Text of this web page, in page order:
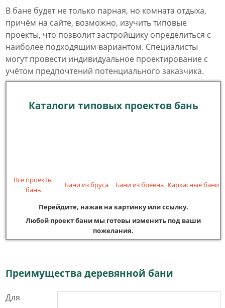
В бане будет не только парная, но комната отдыха,
причём на сайте, возможно, изучить типовые
проекты, что позволит застройщику определиться с
наиболее подходящим вариантом. Специалисты
могут провести индивидуальное проектирование с
учётом предпочтений потенциального заказчика.
Каталоги типовых проектов бань
Все проекты
бань
Бани из бруса Бани из бревна Каркасные бани
Перейдите, нажав на картинку или ссылку.
Любой проект бани мы готовы изменить под ваши
пожелания.
Преимущества деревянной бани
Для